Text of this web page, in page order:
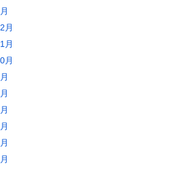
月
月
月